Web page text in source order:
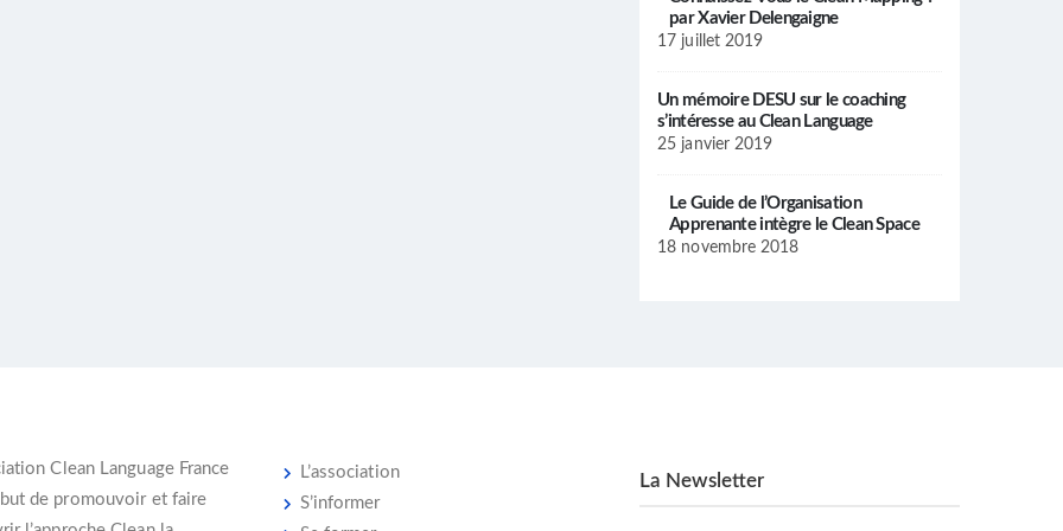
par Xavier Delengaigne
17 juillet 2019
Un mémoire DESU sur le coaching
s’intéresse au Clean Language
25 janvier 2019
Le Guide de l’Organisation
Apprenante intègre le Clean Space
18 novembre 2018
Clean Language France
de promouvoir et faire
L’association
S’informer
La Newsletter